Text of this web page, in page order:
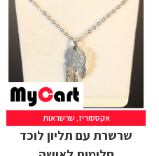
הוספה לסל
אקססוריז שרשראות
שרשרת עם תליון לוכד